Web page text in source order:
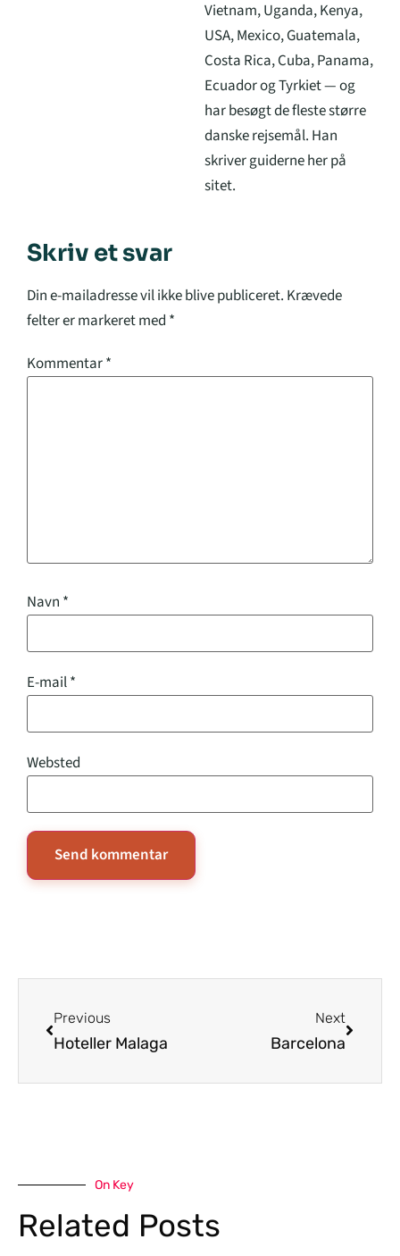
Vietnam, Uganda, Kenya,
USA, Mexico, Guatemala,
Costa Rica, Cuba, Panama,
Ecuador og Tyrkiet — og
har besøgt de fleste større
danske rejsemål. Han
skriver guiderne her på
sitet.
Skriv et svar
Din e-mailadresse vil ikke blive publiceret. Krævede
felter er markeret med *
Kommentar*
Navn *
E-mail*
Websted
Previous
Hoteller Malaga
Next
Barcelona
On Key
Related Posts